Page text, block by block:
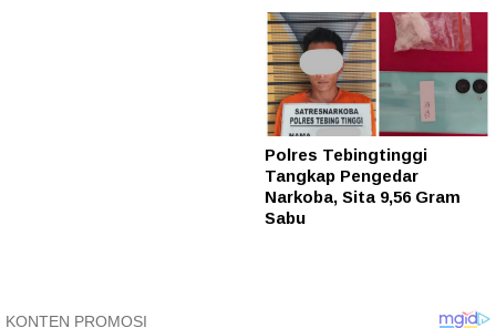
Polres Tebingtinggi
Tangkap Pengedar
Narkoba, Sita 9,56 Gram
Sabu